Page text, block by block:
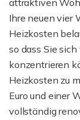
attraktiven
Ihre neuen vier
Heizkosten
so dass Sie
konzentrieren
Heizkosten zu
Euro und einer
vollständig